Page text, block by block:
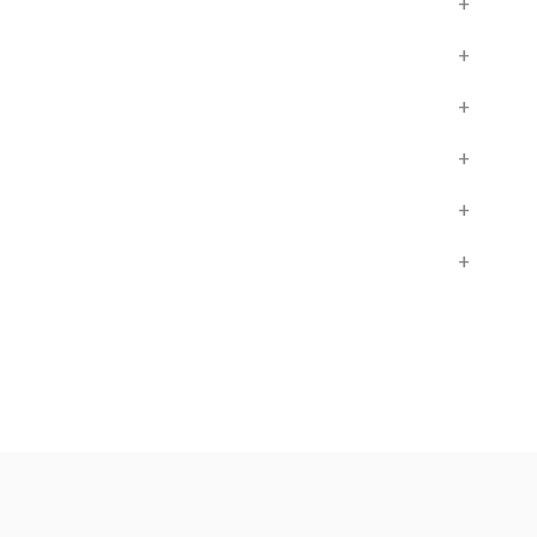
+
+
+
+
+